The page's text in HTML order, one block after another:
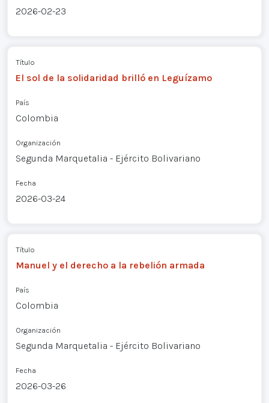
2026-02-23
Título
El sol de la solidaridad brilló en Leguízamo
País
Colombia
Organización
Segunda Marquetalia - Ejército Bolivariano
Fecha
2026-03-24
Título
Manuel y el derecho a la rebelión armada
País
Colombia
Organización
Segunda Marquetalia - Ejército Bolivariano
Fecha
2026-03-26